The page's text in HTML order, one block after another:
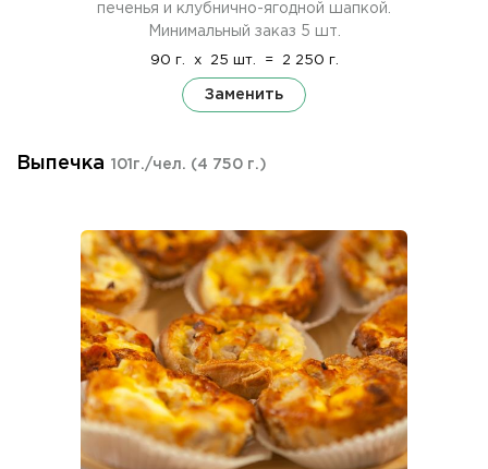
печенья и клубнично-ягодной шапкой.
Минимальный заказ 5 шт.
90 г. x 25 шт. = 2 250 г.
Заменить
Выпечка 101г./чел. (4 750 г.)